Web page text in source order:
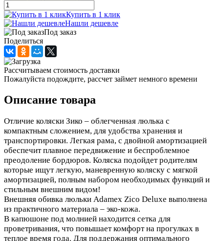
Купить в 1 клик
Нашли дешевле
Под заказ
Поделиться
Рассчитываем стоимость доставки
Пожалуйста подождите, рассчет займет немного времени
Описание товара
Отличие коляски Зико – облегченная люлька с
компактным сложением, для удобства хранения и
транспортировки. Легкая рама, с двойной амортизацией
обеспечит плавное передвижение и беспроблемное
преодоление бордюров. Коляска подойдет родителям
которые ищут легкую, маневренную коляску с мягкой
амортизацией, полным набором необходимых функций и
стильным внешним видом!
Внешняя обивка люльки Adamex Zico Deluxe выполнена
из практичного материала – эко-кожа.
В капюшоне под молнией находится сетка для
проветривания, что повышает комфорт на прогулках в
теплое время года. Для поддержания оптимального